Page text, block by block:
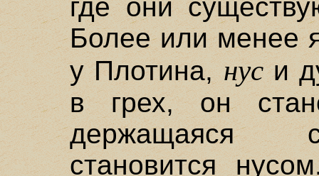
где они
Более или менее
у Плотина, нуси
в грех, он
держащаяся
становится